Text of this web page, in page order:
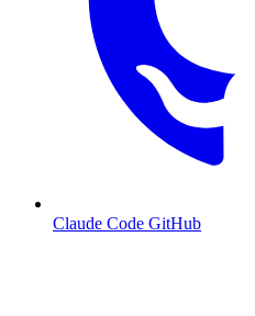
Claude Code GitHub